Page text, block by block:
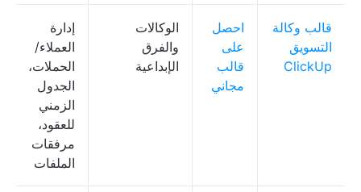
قالب وكالة
التسويق
ClickUp
احصل
على
قالب
مجاني
الوكالات
والفرق
الإبداعية
إدارة
العملاء/
الحملات،
الجدول
الزمني
للعقود،
مرفقات
الملفات